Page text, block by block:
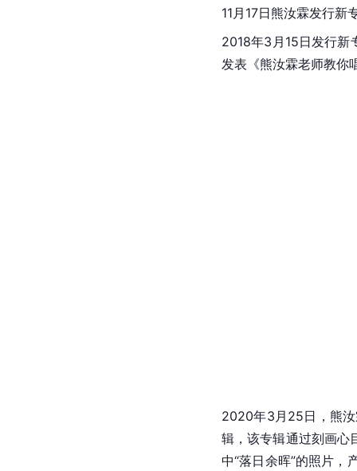
11月17日熊汝霖发行
2018年3月15日发行新
发表《熊汝霖老师教你
2020年3月25日，熊
辑，该专辑通过刻画心
中“落日余晖”的照片，